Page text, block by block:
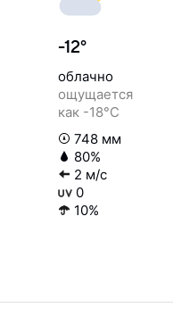
-12°
облачно
ощущается
как -18°C
748 мм
80%
2 м/с
0
10%